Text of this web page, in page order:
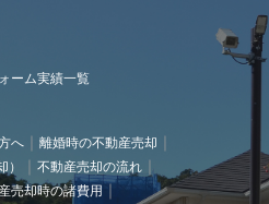
ーム実績一覧
へ
離婚時の不動産売却
不動産売却の流れ
売却時の諸費用